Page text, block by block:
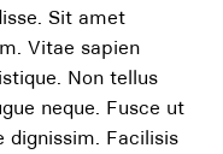
Sit amet
Vitae sapien
Non tellus
neque. Fusce ut
dignissim. Facilisis